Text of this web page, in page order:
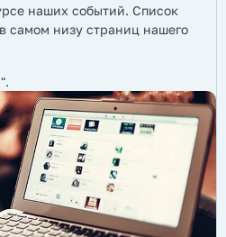
наших событий. Список
самом низу страниц нашего